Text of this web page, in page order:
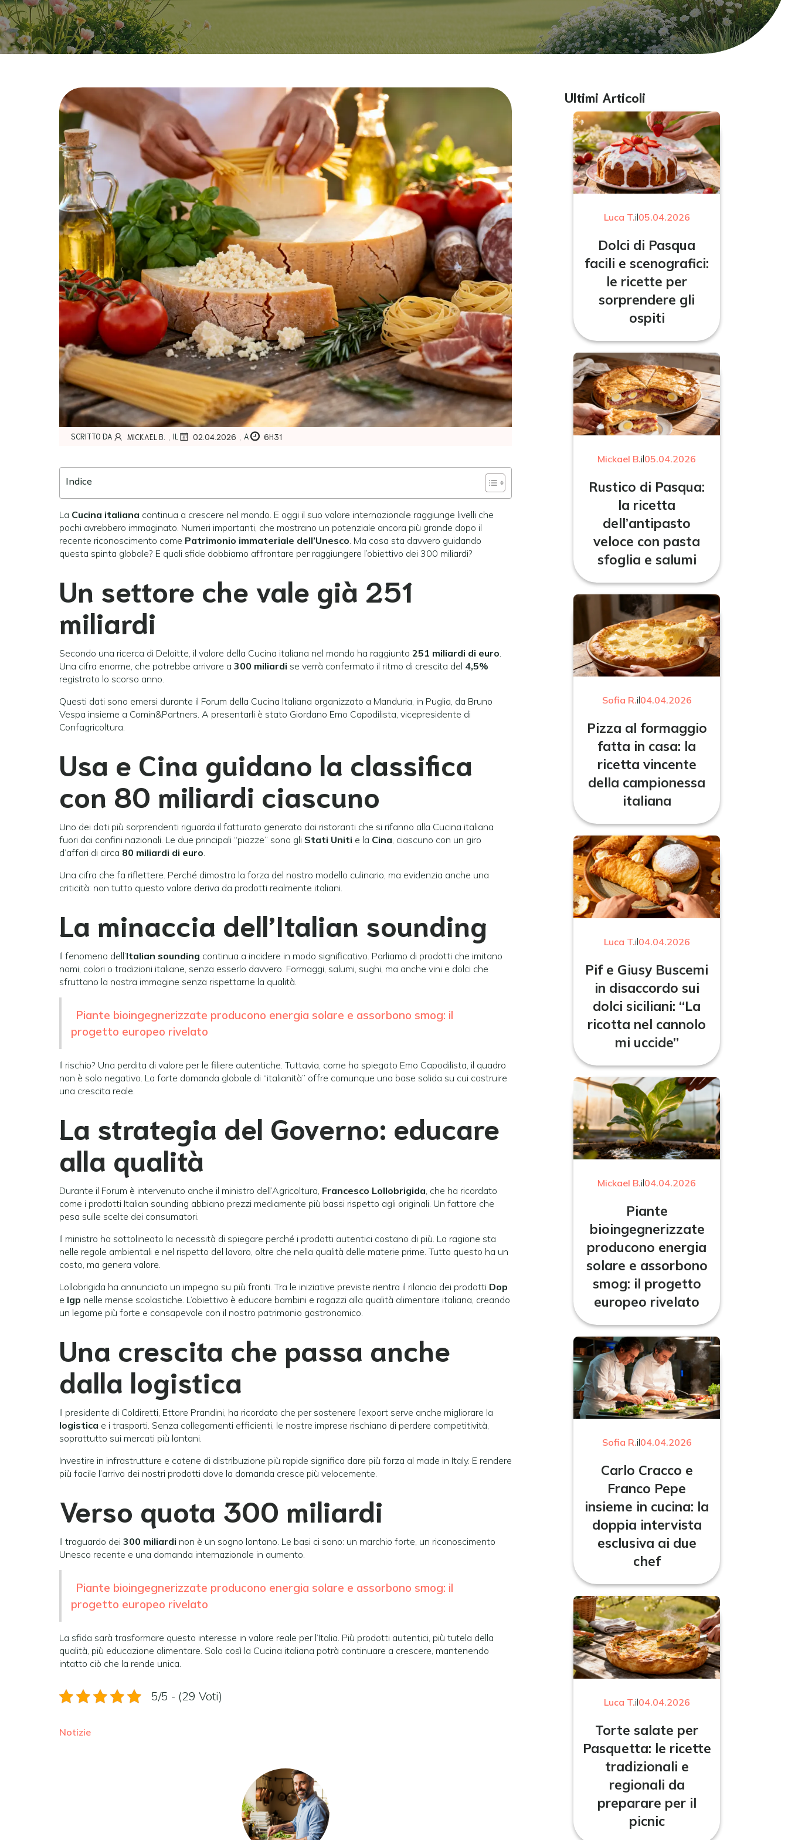
SCRITTO DA MICKAEL B. , IL 02.04.2026 , A 6H31
Indice
La Cucina italiana continua a crescere nel mondo. E oggi il suo valore internazionale raggiunge livelli che
pochi avrebbero immaginato. Numeri importanti, che mostrano un potenziale ancora più grande dopo il
recente riconoscimento come Patrimonio immateriale dell’Unesco. Ma cosa sta davvero guidando
questa spinta globale? E quali sfide dobbiamo affrontare per raggiungere l’obiettivo dei 300 miliardi?
Un settore che vale già 251
miliardi
Secondo una ricerca di Deloitte, il valore della Cucina italiana nel mondo ha raggiunto 251 miliardi di euro.
Una cifra enorme, che potrebbe arrivare a 300 miliardi se verrà confermato il ritmo di crescita del 4,5%
registrato lo scorso anno.
Questi dati sono emersi durante il Forum della Cucina Italiana organizzato a Manduria, in Puglia, da Bruno
Vespa insieme a Comin&Partners. A presentarli è stato Giordano Emo Capodilista, vicepresidente di
Confagricoltura.
Usa e Cina guidano la classifica
con 80 miliardi ciascuno
Uno dei dati più sorprendenti riguarda il fatturato generato dai ristoranti che si rifanno alla Cucina italiana
fuori dai confini nazionali. Le due principali “piazze” sono gli Stati Uniti e la Cina, ciascuno con un giro
d’affari di circa 80 miliardi di euro.
Una cifra che fa riflettere. Perché dimostra la forza del nostro modello culinario, ma evidenzia anche una
criticità: non tutto questo valore deriva da prodotti realmente italiani.
La minaccia dell’Italian sounding
Il fenomeno dell’Italian sounding continua a incidere in modo significativo. Parliamo di prodotti che imitano
nomi, colori o tradizioni italiane, senza esserlo davvero. Formaggi, salumi, sughi, ma anche vini e dolci che
sfruttano la nostra immagine senza rispettarne la qualità.
Piante bioingegnerizzate producono energia solare e assorbono smog: il
progetto europeo rivelato
Il rischio? Una perdita di valore per le filiere autentiche. Tuttavia, come ha spiegato Emo Capodilista, il quadro
non è solo negativo. La forte domanda globale di “italianità” offre comunque una base solida su cui costruire
una crescita reale.
La strategia del Governo: educare
alla qualità
Durante il Forum è intervenuto anche il ministro dell’Agricoltura, Francesco Lollobrigida, che ha ricordato
come i prodotti Italian sounding abbiano prezzi mediamente più bassi rispetto agli originali. Un fattore che
pesa sulle scelte dei consumatori.
Il ministro ha sottolineato la necessità di spiegare perché i prodotti autentici costano di più. La ragione sta
nelle regole ambientali e nel rispetto del lavoro, oltre che nella qualità delle materie prime. Tutto questo ha un
costo, ma genera valore.
Lollobrigida ha annunciato un impegno su più fronti. Tra le iniziative previste rientra il rilancio dei prodotti Dop
e Igp nelle mense scolastiche. L’obiettivo è educare bambini e ragazzi alla qualità alimentare italiana, creando
un legame più forte e consapevole con il nostro patrimonio gastronomico.
Una crescita che passa anche
dalla logistica
Il presidente di Coldiretti, Ettore Prandini, ha ricordato che per sostenere l’export serve anche migliorare la
logistica e i trasporti. Senza collegamenti efficienti, le nostre imprese rischiano di perdere competitività,
soprattutto sui mercati più lontani.
Investire in infrastrutture e catene di distribuzione più rapide significa dare più forza al made in Italy. E rendere
più facile l’arrivo dei nostri prodotti dove la domanda cresce più velocemente.
Verso quota 300 miliardi
Il traguardo dei 300 miliardi non è un sogno lontano. Le basi ci sono: un marchio forte, un riconoscimento
Unesco recente e una domanda internazionale in aumento.
Piante bioingegnerizzate producono energia solare e assorbono smog: il
progetto europeo rivelato
La sfida sarà trasformare questo interesse in valore reale per l’Italia. Più prodotti autentici, più tutela della
qualità, più educazione alimentare. Solo così la Cucina italiana potrà continuare a crescere, mantenendo
intatto ciò che la rende unica.
5/5 - (29 Voti)
Notizie
Ultimi Articoli
Luca T.il05.04.2026
Dolci di Pasqua
facili e scenografici:
le ricette per
sorprendere gli
ospiti
Mickael B.il05.04.2026
Rustico di Pasqua:
la ricetta
dell’antipasto
veloce con pasta
sfoglia e salumi
Sofia R.il04.04.2026
Pizza al formaggio
fatta in casa: la
ricetta vincente
della campionessa
italiana
Luca T.il04.04.2026
Pif e Giusy Buscemi
in disaccordo sui
dolci siciliani: “La
ricotta nel cannolo
mi uccide”
Mickael B.il04.04.2026
Piante
bioingegnerizzate
producono energia
solare e assorbono
smog: il progetto
europeo rivelato
Sofia R.il04.04.2026
Carlo Cracco e
Franco Pepe
insieme in cucina: la
doppia intervista
esclusiva ai due
chef
Luca T.il04.04.2026
Torte salate per
Pasquetta: le ricette
tradizionali e
regionali da
preparare per il
picnic